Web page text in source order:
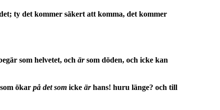
ty det kommer säkert att komma, det kommer
som helvetet, och ärsom döden, och icke kan
ökar på det som icke ärhans! huru länge? och till